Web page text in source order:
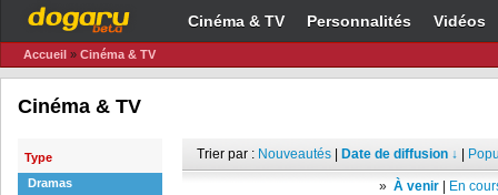
Cinéma & TV Personnalités Vidéos
Accueil » Cinéma & TV
Cinéma & TV
Type
Dramas
Trier par : Nouveautés Date de diffusion ↓
» À venir En